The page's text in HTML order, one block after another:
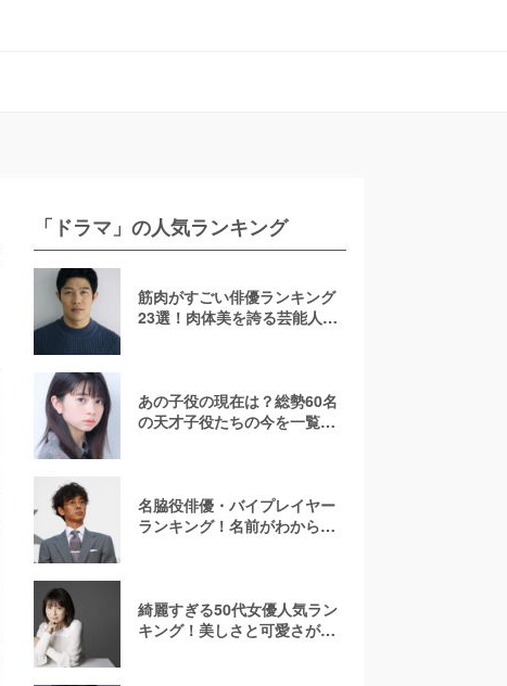
「ドラマ」の人気ランキング
筋肉がすごい俳優ランキング
23選！肉体美を誇る芸能人を
あの子役の現在は？総勢60名
の天才子役たちの今を一覧で
名脇役俳優・バイプレイヤー
ランキング！名前がわからな
綺麗すぎる50代女優人気ラン
キング！美しさと可愛さが魅